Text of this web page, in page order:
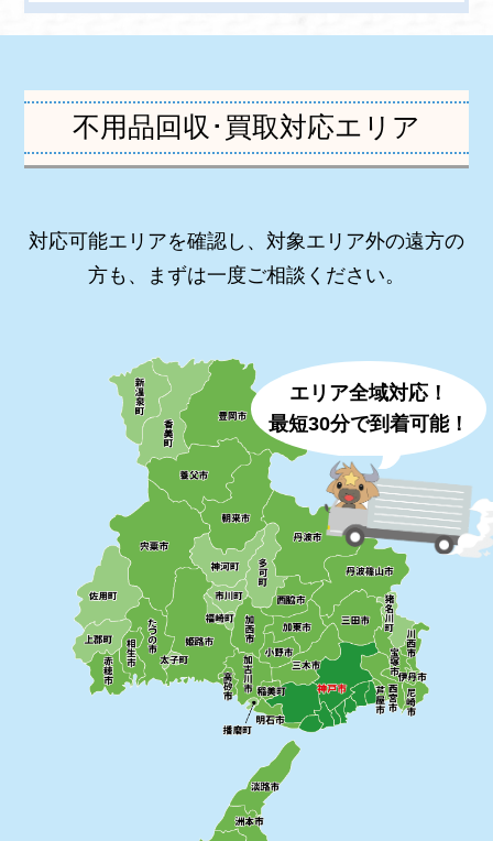
不用品回収･買取対応エリア
対応可能エリアを確認し、対象エリア外の遠方の
方も、まずは一度ご相談ください。
エリア全域対応！
最短30分で到着可能！